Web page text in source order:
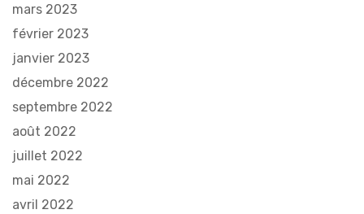
mars 2023
février 2023
janvier 2023
décembre 2022
septembre 2022
août 2022
juillet 2022
mai 2022
avril 2022